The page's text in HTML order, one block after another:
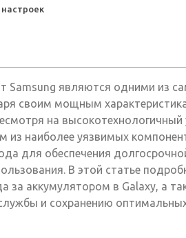
Samsung являются одними из
своим мощным
на высокотехнологичный
из наиболее уязвимых
для обеспечения
В этой статье
за аккумулятором в Galaxy, а
и сохранению